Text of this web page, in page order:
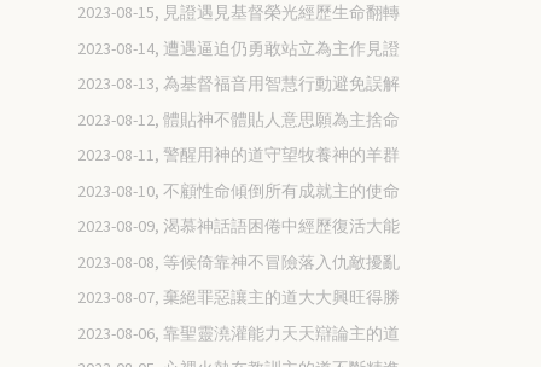
2023-08-15, 見證遇見基督榮光經歷生命翻轉
2023-08-14, 遭遇逼迫仍勇敢站立為主作見證
2023-08-13, 為基督福音用智慧行動避免誤解
2023-08-12, 體貼神不體貼人意思願為主捨命
2023-08-11, 警醒用神的道守望牧養神的羊群
2023-08-10, 不顧性命傾倒所有成就主的使命
2023-08-09, 渴慕神話語困倦中經歷復活大能
2023-08-08, 等候倚靠神不冒險落入仇敵擾亂
2023-08-07, 棄絕罪惡讓主的道大大興旺得勝
2023-08-06, 靠聖靈澆灌能力天天辯論主的道